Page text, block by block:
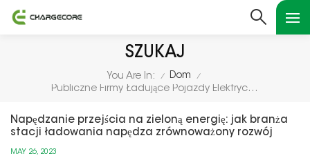
SZUKAJ
You Are In: / Dom /
Publiczne Firmy Ładujące Pojazdy Elektryczne
Napędzanie przejścia na zieloną energię: jak branża
stacji ładowania napędza zrównoważony rozwój
MAY 26, 2023